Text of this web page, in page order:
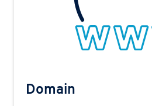
Domain